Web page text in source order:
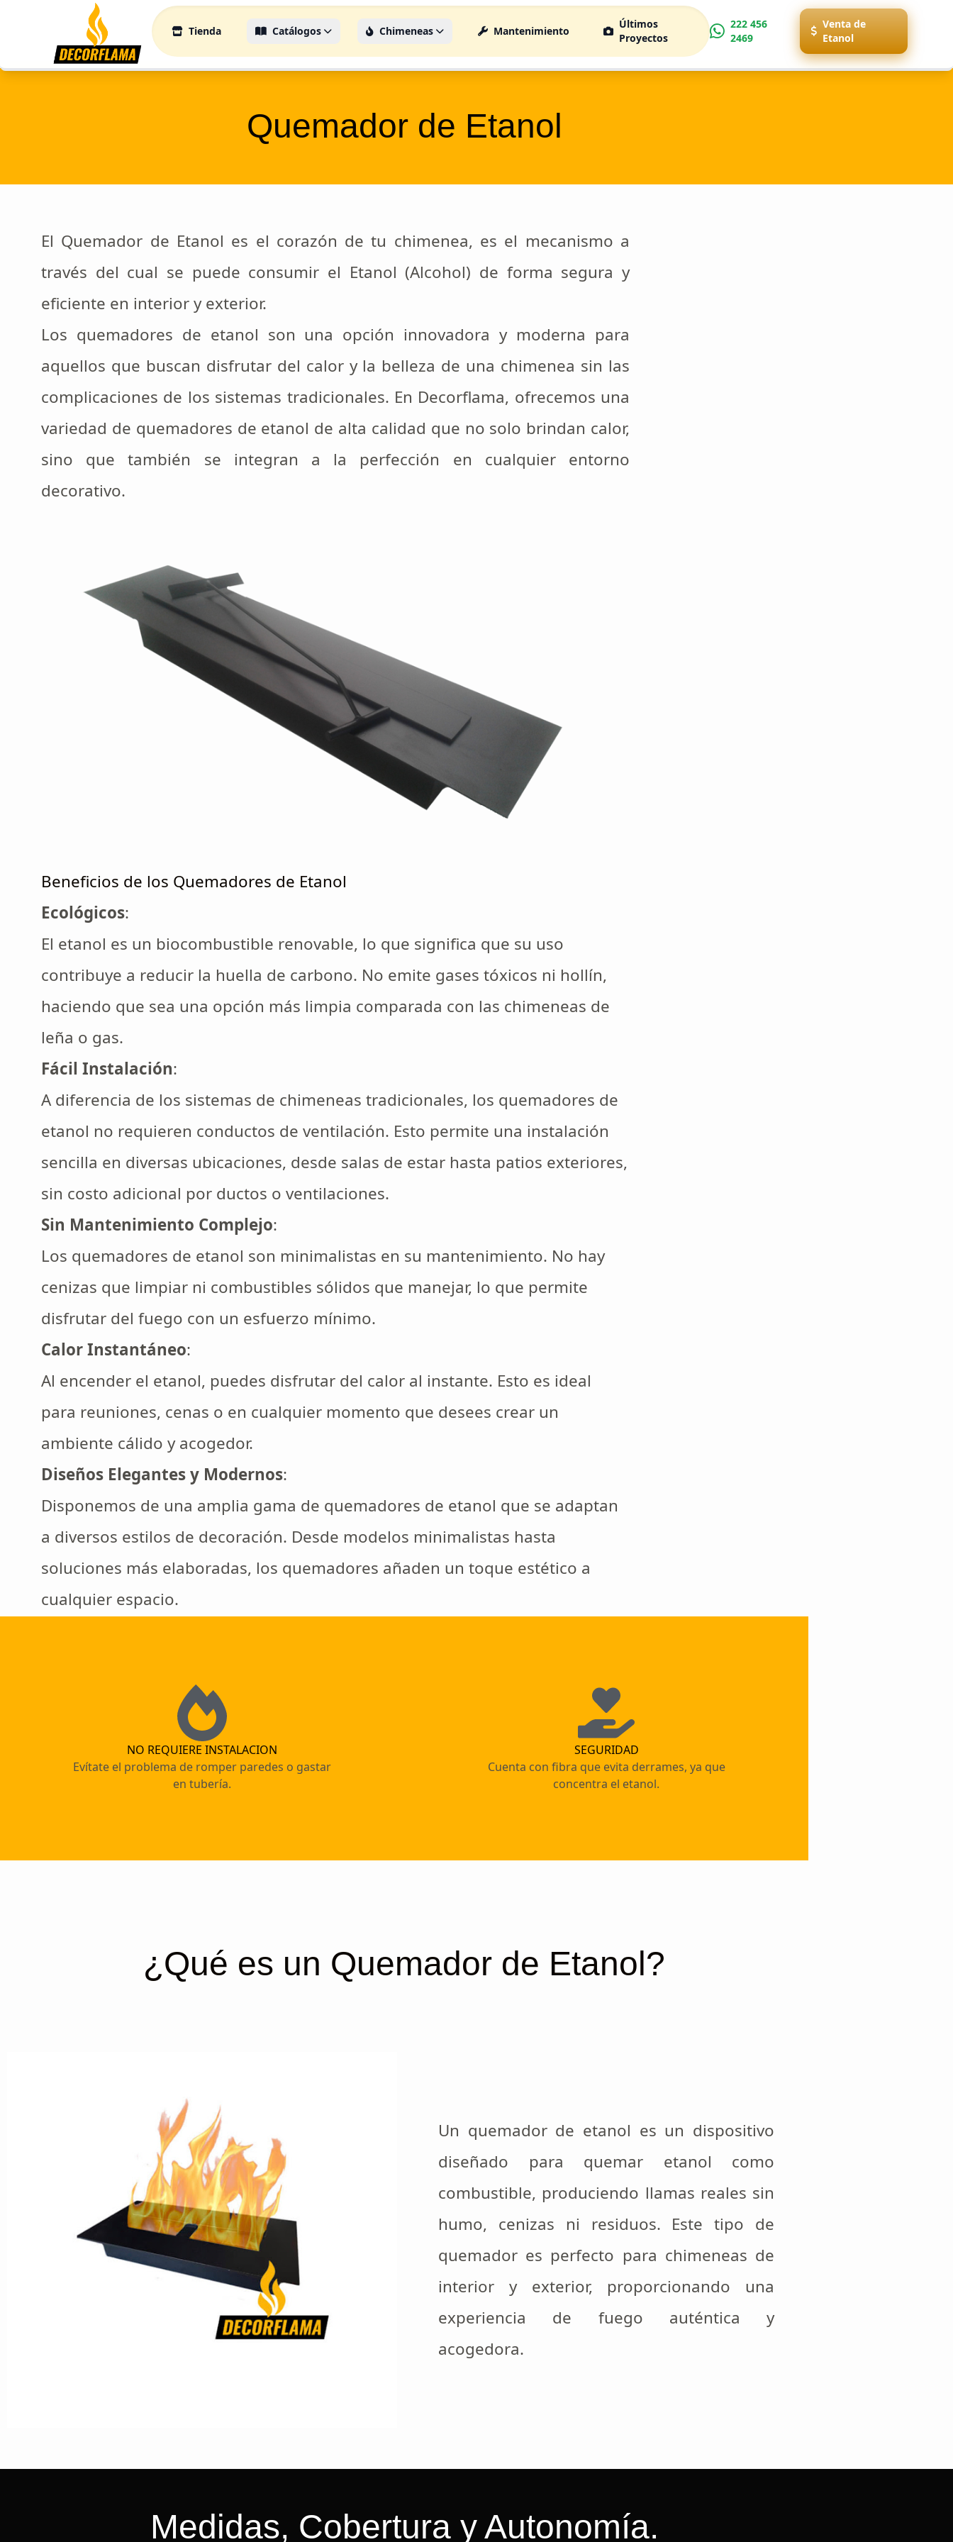
Tienda Catálogos Chimeneas Mantenimiento
Últimos
Proyectos
222 456
2469
Venta de
Etanol
Quemador de Etanol
El Quemador de Etanol es el corazón de tu chimenea, es el mecanismo a
través del cual se puede consumir el Etanol (Alcohol) de forma segura y
eficiente en interior y exterior.
Los quemadores de etanol son una opción innovadora y moderna para
aquellos que buscan disfrutar del calor y la belleza de una chimenea sin las
complicaciones de los sistemas tradicionales. En Decorflama, ofrecemos una
variedad de quemadores de etanol de alta calidad que no solo brindan calor,
sino que también se integran a la perfección en cualquier entorno
decorativo.
Beneficios de los Quemadores de Etanol
Ecológicos:
El etanol es un biocombustible renovable, lo que significa que su uso
contribuye a reducir la huella de carbono. No emite gases tóxicos ni hollín,
haciendo que sea una opción más limpia comparada con las chimeneas de
leña o gas.
Fácil Instalación:
A diferencia de los sistemas de chimeneas tradicionales, los quemadores de
etanol no requieren conductos de ventilación. Esto permite una instalación
sencilla en diversas ubicaciones, desde salas de estar hasta patios exteriores,
sin costo adicional por ductos o ventilaciones.
Sin Mantenimiento Complejo:
Los quemadores de etanol son minimalistas en su mantenimiento. No hay
cenizas que limpiar ni combustibles sólidos que manejar, lo que permite
disfrutar del fuego con un esfuerzo mínimo.
Calor Instantáneo:
Al encender el etanol, puedes disfrutar del calor al instante. Esto es ideal
para reuniones, cenas o en cualquier momento que desees crear un
ambiente cálido y acogedor.
Diseños Elegantes y Modernos:
Disponemos de una amplia gama de quemadores de etanol que se adaptan
a diversos estilos de decoración. Desde modelos minimalistas hasta
soluciones más elaboradas, los quemadores añaden un toque estético a
cualquier espacio.
NO REQUIERE INSTALACION
Evítate el problema de romper paredes o gastar
en tubería.
SEGURIDAD
Cuenta con fibra que evita derrames, ya que
concentra el etanol.
¿Qué es un Quemador de Etanol?
Un quemador de etanol es un dispositivo
diseñado para quemar etanol como
combustible, produciendo llamas reales sin
humo, cenizas ni residuos. Este tipo de
quemador es perfecto para chimeneas de
interior y exterior, proporcionando una
experiencia de fuego auténtica y
acogedora.
Medidas, Cobertura y Autonomía.